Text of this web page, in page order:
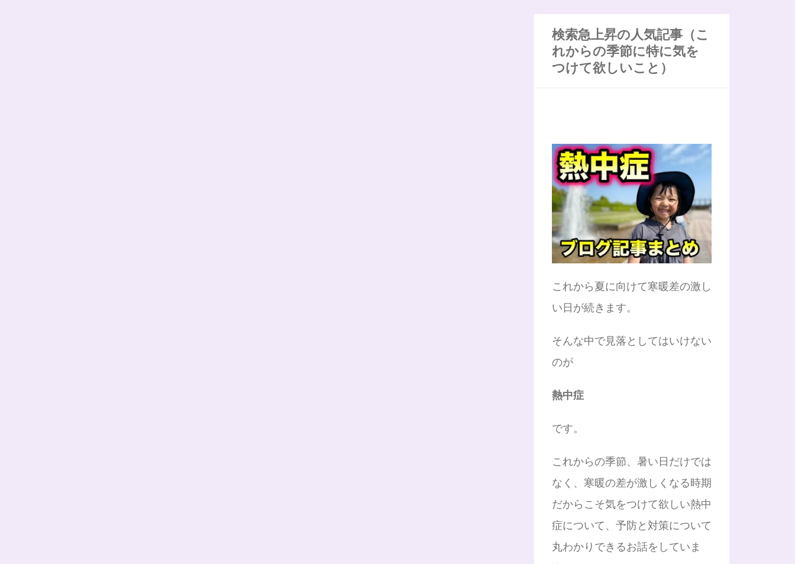
検索急上昇の人気記事（こ
れからの季節に特に気を
つけて欲しいこと）
これから夏に向けて寒暖差の激し
い日が続きます。
そんな中で見落としてはいけない
のが
熱中症
です。
これからの季節、暑い日だけでは
なく、寒暖の差が激しくなる時期
だからこそ気をつけて欲しい熱中
症について、予防と対策について
丸わかりできるお話をしていま